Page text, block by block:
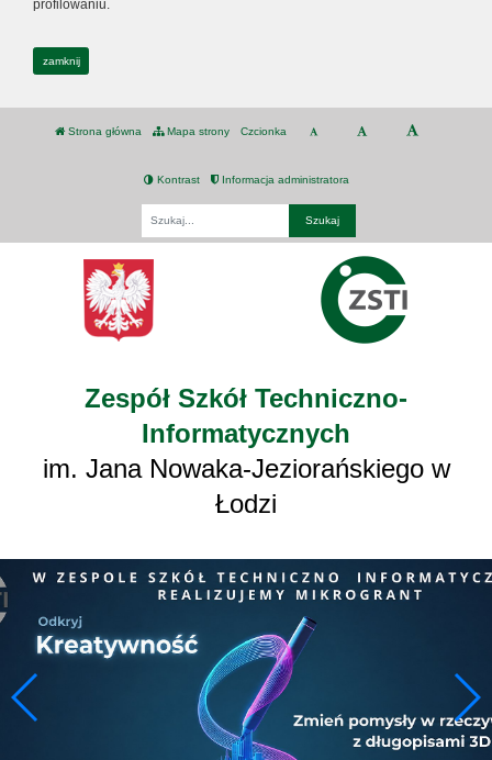
profilowaniu.
zamknij
Strona główna Mapa strony Czcionka
Kontrast Informacja administratora
Zespół Szkół Techniczno-
Informatycznych
im. Jana Nowaka-Jeziorańskiego w
Łodzi